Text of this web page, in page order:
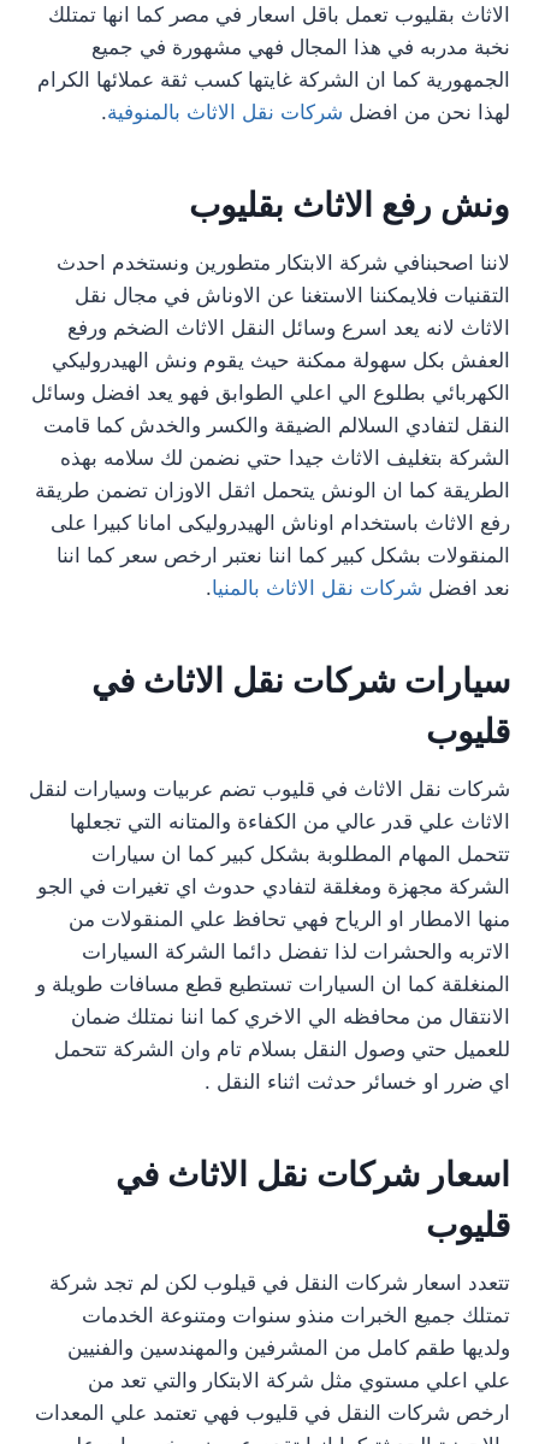
الاثاث بقليوب تعمل باقل اسعار في مصر كما انها تمتلك
نخبة مدربه في هذا المجال فهي مشهورة في جميع
الجمهورية كما ان الشركة غايتها كسب ثقة عملائها الكرام
لهذا نحن من افضل شركات نقل الاثاث بالمنوفية.
ونش رفع الاثاث بقليوب
لاننا اصحبنافي شركة الابتكار متطورين ونستخدم احدث
التقنيات فلايمكننا الاستغنا عن الاوناش في مجال نقل
الاثاث لانه يعد اسرع وسائل النقل الاثاث الضخم ورفع
العفش بكل سهولة ممكنة حيث يقوم ونش الهيدروليكي
الكهربائي بطلوع الي اعلي الطوابق فهو يعد افضل وسائل
النقل لتفادي السلالم الضيقة والكسر والخدش كما قامت
الشركة بتغليف الاثاث جيدا حتي نضمن لك سلامه بهذه
الطريقة كما ان الونش يتحمل اثقل الاوزان تضمن طريقة
رفع الاثاث باستخدام اوناش الهيدروليكى امانا كبيرا على
المنقولات بشكل كبير كما اننا نعتبر ارخص سعر كما اننا
نعد افضل شركات نقل الاثاث بالمنيا.
سيارات شركات نقل الاثاث في
قليوب
شركات نقل الاثاث في قليوب تضم عربيات وسيارات لنقل
الاثاث علي قدر عالي من الكفاءة والمتانه التي تجعلها
تتحمل المهام المطلوبة بشكل كبير كما ان سيارات
الشركة مجهزة ومغلقة لتفادي حدوث اي تغيرات في الجو
منها الامطار او الرياح فهي تحافظ علي المنقولات من
الاتربه والحشرات لذا تفضل دائما الشركة السيارات
المنغلقة كما ان السيارات تستطيع قطع مسافات طويلة و
الانتقال من محافظه الي الاخري كما اننا نمتلك ضمان
للعميل حتي وصول النقل بسلام تام وان الشركة تتحمل
اي ضرر او خسائر حدثت اثناء النقل .
اسعار شركات نقل الاثاث في
قليوب
تتعدد اسعار شركات النقل في قيلوب لكن لم تجد شركة
تمتلك جميع الخبرات منذو سنوات ومتنوعة الخدمات
ولديها طقم كامل من المشرفين والمهندسين والفنيين
علي اعلي مستوي مثل شركة الابتكار والتي تعد من
ارخص شركات النقل في قليوب فهي تعتمد علي المعدات